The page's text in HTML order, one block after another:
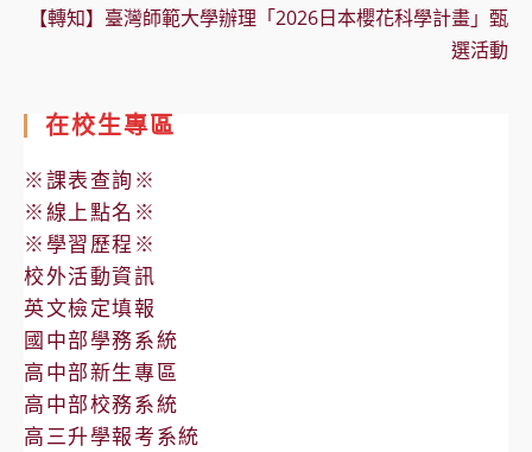
【轉知】臺灣師範大學辦理「2026日本櫻花科學計畫」甄
選活動
在校生專區
※課表查詢※
※線上點名※
※學習歷程※
校外活動資訊
英文檢定填報
國中部學務系統
高中部新生專區
高中部校務系統
高三升學報考系統